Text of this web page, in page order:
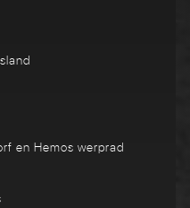
en Hemos werprad